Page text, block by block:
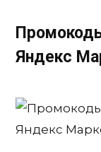
Яндекс